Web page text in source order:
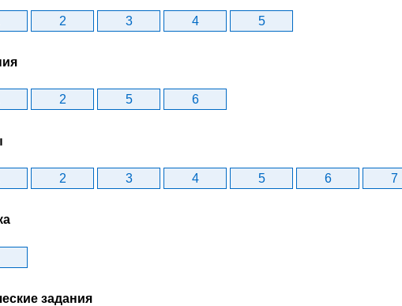
2 3 4 5
2 5 6
2 3 4 5 6 7
задания